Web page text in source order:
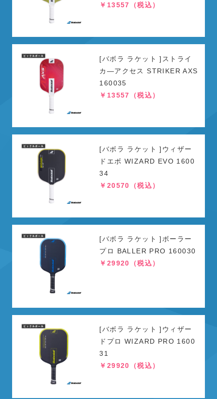
￥13557（税込）
[バボラ ラケット ]ストライ
カ―アクセス STRIKER AXS
160035
￥13557（税込）
[バボラ ラケット ]ウィザー
ドエボ WIZARD EVO 1600
34
￥20570（税込）
[バボラ ラケット ]ボーラー
プロ BALLER PRO 160030
￥29920（税込）
[バボラ ラケット ]ウィザー
ドプロ WIZARD PRO 1600
31
￥29920（税込）